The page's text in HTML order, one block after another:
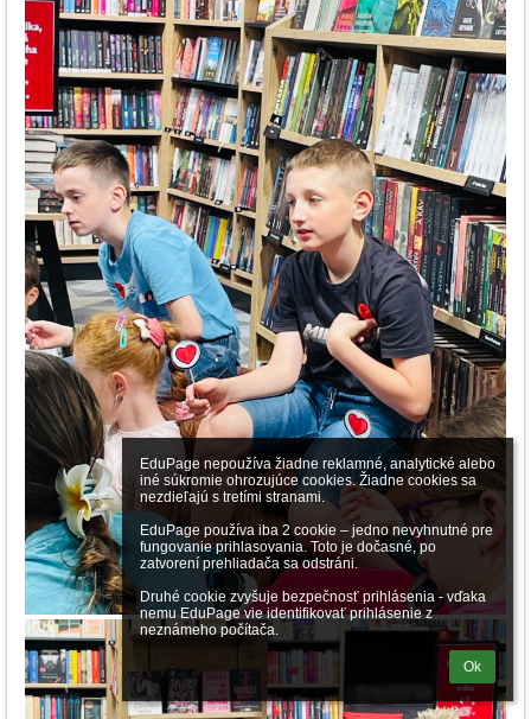
EduPage nepoužíva žiadne reklamné, analytické alebo
iné súkromie ohrozujúce cookies. Žiadne cookies sa
nezdieľajú s tretími stranami.
EduPage používa iba 2 cookie – jedno nevyhnutné pre
fungovanie prihlasovania. Toto je dočasné, po
zatvorení prehliadača sa odstráni.
Druhé cookie zvyšuje bezpečnosť prihlásenia - vďaka
nemu EduPage vie identifikovať prihlásenie z
neznámeho počítača.
Ok